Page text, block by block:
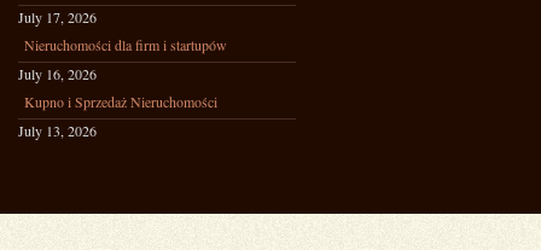
July 17, 2026
Nieruchomości dla firm i startupów
July 16, 2026
Kupno i Sprzedaż Nieruchomości
July 13, 2026